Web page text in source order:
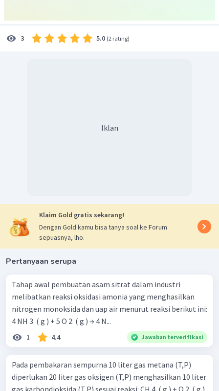
3 5.0 (2 rating)
Iklan
Klaim Gold gratis sekarang!
Dengan Gold kamu bisa tanya soal ke Forum
sepuasnya, lho.
Pertanyaan serupa
Tahap awal pembuatan asam sitrat dalam industri
melibatkan reaksi oksidasi amonia yang menghasilkan
nitrogen monoksida dan uap air menurut reaksi berikut ini:
4 NH 3 ​ ( g ) + 5 O 2 ​ ( g ) → 4 N...
1 4.4 Jawaban terverifikasi
Pada pembakaran sempurna 10 liter gas metana (T,P)
diperlukan 20 liter gas oksigen (T,P) menghasilkan 10 liter